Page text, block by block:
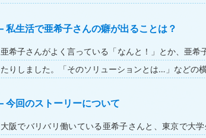
私生活で亜希子さんの癖が出ることは？
亜希子さんがよく言っている「なんと！」とか、亜希
たりしました。「そのソリューションとは…」などの横
今回のストーリーについて
大阪でバリバリ働いている亜希子さんと、東京で大